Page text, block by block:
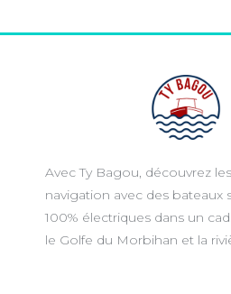
Avec Ty Bagou, découvrez
navigation avec des bateaux
100% électriques dans un
le Golfe du Morbihan et la